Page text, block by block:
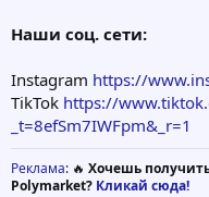
Наши соц. сети:
Instagram https://
TikTok https://
_t=8efSm7IWFpm&_r=1
Реклама: 🔥 Хочешь
Polymarket? Кликай сюда!